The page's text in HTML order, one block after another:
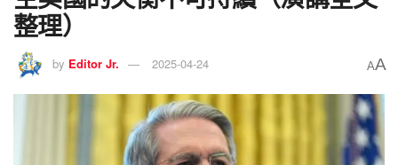
整理）
by Editor Jr. 2025-04-24 AA